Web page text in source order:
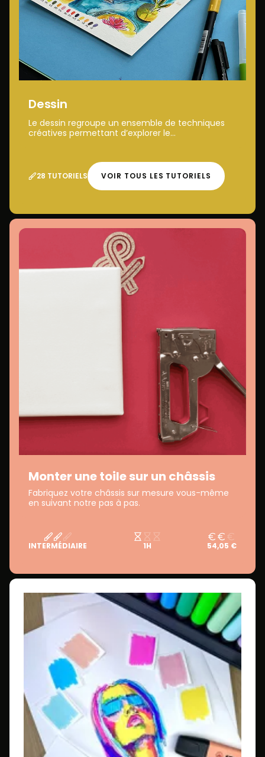
Dessin
Le dessin regroupe un ensemble de techniques
créatives permettant d’explorer le...
28 TUTORIELS VOIR TOUS LES TUTORIELS
Monter une toile sur un châssis
Fabriquez votre châssis sur mesure vous-même
en suivant notre pas à pas.
INTERMÉDIAIRE 1H 54,05 €